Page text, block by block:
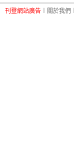
刊登網站廣告 關於我們